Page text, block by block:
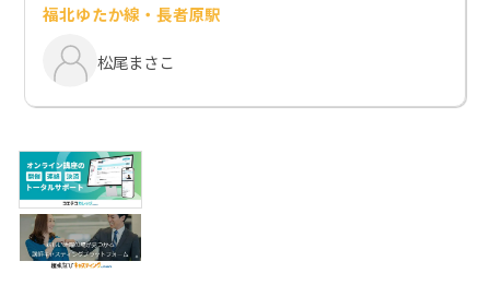
福北ゆたか線・長者原駅
松尾まさこ